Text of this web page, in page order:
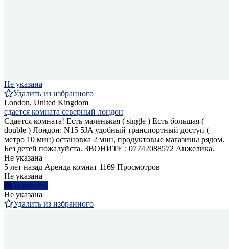
Не указана
Удалить из избранного
London, United Kingdom
сдается комната северный лондон
Сдается комната! Есть маленькая ( single ) Есть большая (
double ) Лондон: N15 5JA удобный транспортный доступ (
метро 10 мин) остановка 2 мин, продуктовые магазины рядом.
Без детей пожалуйста. ЗВОНИТЕ : 07742088572 Анжелика.
Не указана
5 лет назад Аренда комнат 1169 Просмотров
Не указана
Написать
Не указана
Удалить из избранного